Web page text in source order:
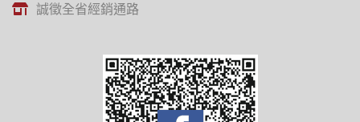
誠徵全省經銷通路